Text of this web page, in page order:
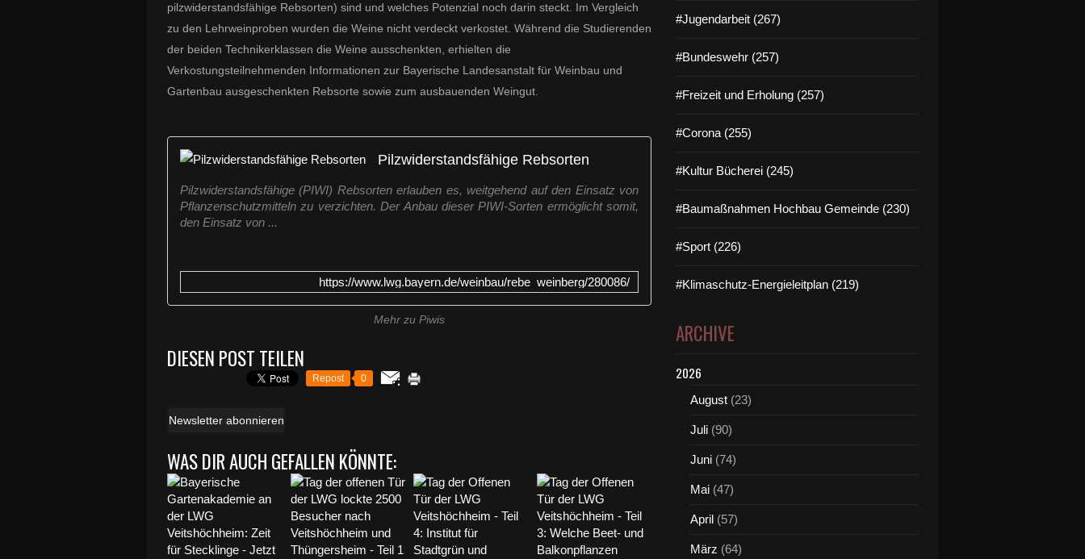
pilzwiderstandsfähige Rebsorten) sind und welches Potenzial noch darin steckt. Im Vergleich
zu den Lehrweinproben wurden die Weine nicht verdeckt verkostet. Während die Studierenden
der beiden Technikerklassen die Weine ausschenkten, erhielten die
Verkostungsteilnehmenden Informationen zur Bayerische Landesanstalt für Weinbau und
Gartenbau ausgeschenkten Rebsorte sowie zum ausbauenden Weingut.
Pilzwiderstandsfähige Rebsorten
Pilzwiderstandsfähige (PIWI) Rebsorten erlauben es, weitgehend auf den Einsatz von
Pflanzenschutzmitteln zu verzichten. Der Anbau dieser PIWI-Sorten ermöglicht somit,
den Einsatz von ...
https://www.lwg.bayern.de/weinbau/rebe_weinberg/280086/
Mehr zu Piwis
DIESEN POST TEILEN
Repost 0
Newsletter abonnieren
WAS DIR AUCH GEFALLEN KÖNNTE:
#Jugendarbeit (267)
#Bundeswehr (257)
#Freizeit und Erholung (257)
#Corona (255)
#Kultur Bücherei (245)
#Baumaßnahmen Hochbau Gemeinde (230)
#Sport (226)
#Klimaschutz-Energieleitplan (219)
ARCHIVE
2026
August (23)
Juli (90)
Juni (74)
Mai (47)
April (57)
März (64)